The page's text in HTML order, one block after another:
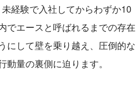
経験で入社してからわずか10
でエースと呼ばれるまでの存在
にして壁を乗り越え、圧倒的な
量の裏側に迫ります。